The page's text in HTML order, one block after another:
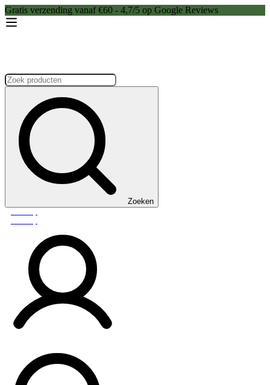
Gratis verzending vanaf €60 - 4,7/5 op Google Reviews
Zoeken:
Zoeken